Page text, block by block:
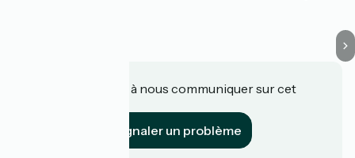
Une information à nous communiquer sur cet
Signaler un problème